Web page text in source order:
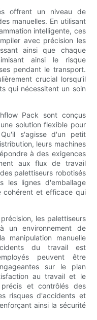
offrent un niveau de
manuelles. En utilisant
intelligente, ces
avec précision les
ainsi que chaque
ainsi le risque
pendant le transport.
crucial lorsqu’il
qui nécessitent un soin
Pack sont conçus
solution flexible pour
s'agisse d'un petit
leurs machines
à des exigences
aux flux de travail
palettiseurs robotisés
les lignes d'emballage
cohérent et efficace qui
les palettiseurs
un environnement de
manipulation manuelle
du travail est
peuvent être
sur le plan
au travail et le
et contrôlés des
risques d'accidents et
ainsi la sécurité